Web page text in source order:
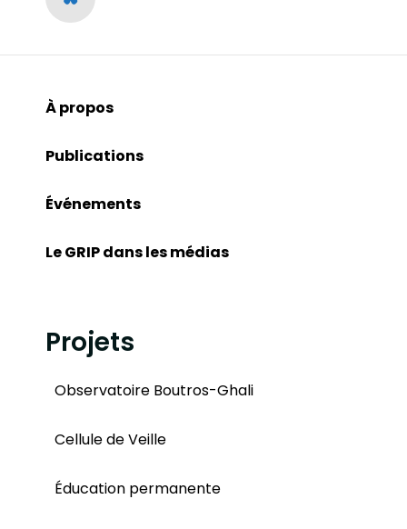
À propos
Publications
Événements
Le GRIP dans les médias
Projets
Observatoire Boutros-Ghali
Cellule de Veille
Éducation permanente